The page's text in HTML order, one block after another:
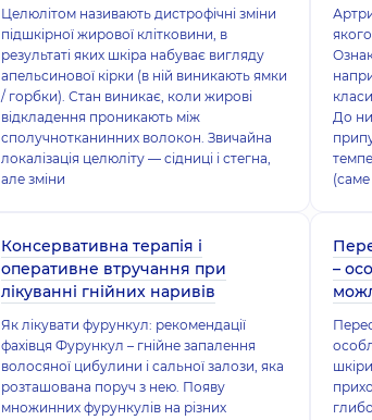
Целюлітом називають дистрофічні зміни
підшкірної жирової клітковини, в
результаті яких шкіра набуває вигляду
апельсинової кірки (в ній виникають ямки
/ горбки). Стан виникає, коли жирові
відкладення проникають між
сполучнотканинних волокон. Звичайна
локалізація целюліту ― сідниці і стегна,
але зміни
До
Консервативна терапія і
оперативне втручання при
лікуванні гнійних наривів
Як лікувати фурункул: рекомендації
фахівця Фурункул – гнійне запалення
волосяної цибулини і сальної залози, яка
розташована поруч з нею. Появу
множинних фурункулів на різних
–